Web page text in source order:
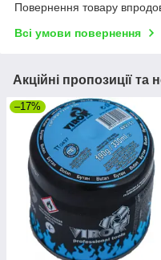
Повернення товару
Всі умови повернення
Акційні пропозиції та
–17%